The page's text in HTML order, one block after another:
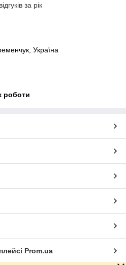
за рік
Україна
роботи
Prom.ua